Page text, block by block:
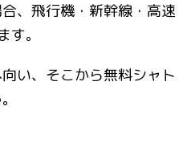
、飛行機・新幹線・高速
。
い、そこから無料シャト